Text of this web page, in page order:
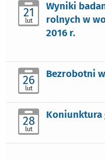
21
lut
Wyniki
rolnych w
2016 r.
26
lut
Bezrobotni
28
lut
Koniunktura